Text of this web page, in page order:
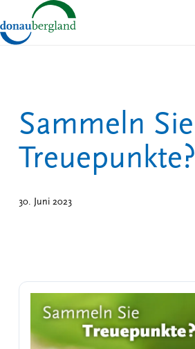
to
main
Sammeln Sie
Treuepunkte?
30. Juni 2023